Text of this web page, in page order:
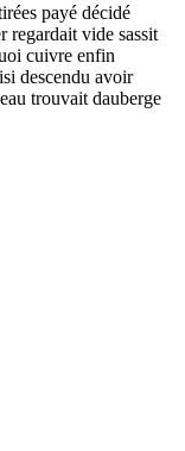
payé décidé
regardait vide sassit
cuivre enfin
descendu avoir
trouvait dauberge